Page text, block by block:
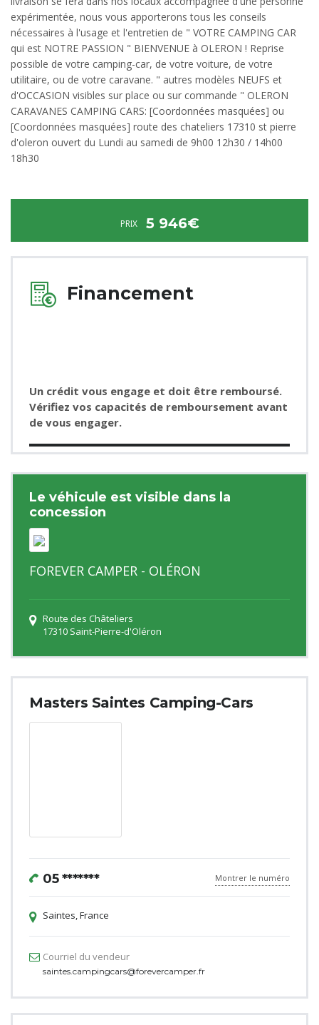
expérimentée, nous vous apporterons tous les conseils
nécessaires à l'usage et l'entretien de " VOTRE CAMPING CAR
qui est NOTRE PASSION " BIENVENUE à OLERON ! Reprise
possible de votre camping-car, de votre voiture, de votre
utilitaire, ou de votre caravane. " autres modèles NEUFS et
d'OCCASION visibles sur place ou sur commande " OLERON
CARAVANES CAMPING CARS: [Coordonnées masquées] ou
[Coordonnées masquées] route des chateliers 17310 st pierre
d'oleron ouvert du Lundi au samedi de 9h00 12h30 / 14h00
18h30
PRIX 5 946€
Financement
Un crédit vous engage et doit être remboursé.
Vérifiez vos capacités de remboursement avant
de vous engager.
Le véhicule est visible dans la
concession
FOREVER CAMPER - OLÉRON
Route des Châteliers
17310 Saint-Pierre-d'Oléron
Masters Saintes Camping-Cars
05 ******* Montrer le numéro
Saintes, France
Courriel du vendeur
saintes.campingcars@forevercamper.fr